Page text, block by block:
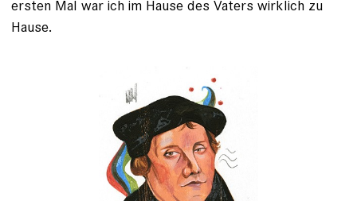
ersten Mal war ich im Hause des Vaters wirklich zu
Hause.